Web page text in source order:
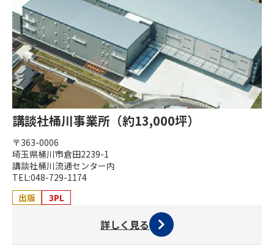
講談社桶川事業所（約13,000坪）
〒363-0006
埼玉県桶川市倉田2239-1
講談社桶川流通センター内
TEL:048-729-1174
出版
3PL
詳しく見る